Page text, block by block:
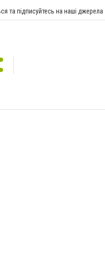
та підписуйтесь на наші джерела